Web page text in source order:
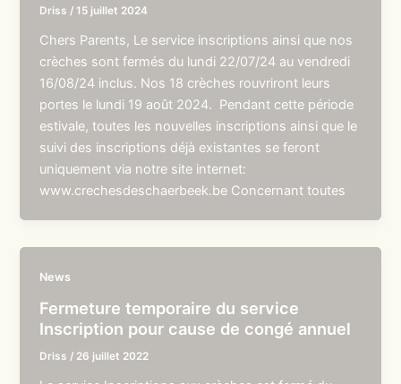
Driss /15 juillet 2024
Chers Parents, Le service inscriptions ainsi que nos
crèches sont fermés du lundi 22/07/24 au vendredi
16/08/24 inclus. Nos 18 crèches rouvriront leurs
portes le lundi 19 août 2024. Pendant cette période
estivale, toutes les nouvelles inscriptions ainsi que le
suivi des inscriptions déjà existantes se feront
uniquement via notre site internet:
www.crechesdeschaerbeek.be Concernant toutes
News
Fermeture temporaire du service
Inscription pour cause de congé annuel
Driss / 26 juillet 2022